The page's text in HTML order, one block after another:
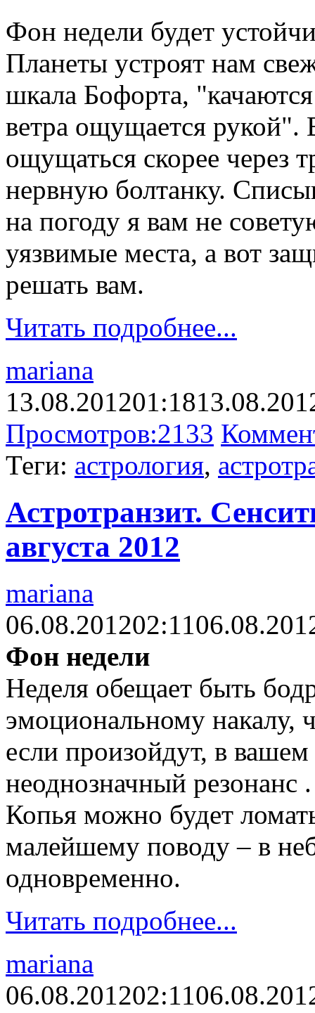
Фон недели будет
Планеты устроят нам
шкала Бофорта,
ветра ощущается рукой".
ощущаться скорее через
нервную болтанку.
на погоду я вам не
уязвимые места, а вот
решать вам.
Читать подробнее...
mariana
13.08.201201:18
Просмотров:2133
Теги: астрология,
Астротранзит.
августа 2012
mariana
06.08.201202:11
Фон недели
Неделя обещает быть
эмоциональному накалу,
если произойдут, в
неоднозначный резонанс .
Копья можно будет
малейшему поводу – в
одновременно.
Читать подробнее...
mariana
06.08.201202:11